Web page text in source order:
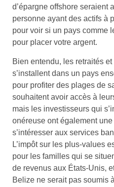
d’épargne offshore seraient
personne ayant des actifs à
pour voir si un pays comme
pour placer votre argent.
Bien entendu, les retraités
s’installent dans un pays
pour profiter des plages de
souhaitent avoir accès à
mais les investisseurs qui
onéreuse ont également
s’intéresser aux services
L’impôt sur les plus-values
pour les familles qui se
de revenus aux États-Unis,
Belize ne serait pas soumis